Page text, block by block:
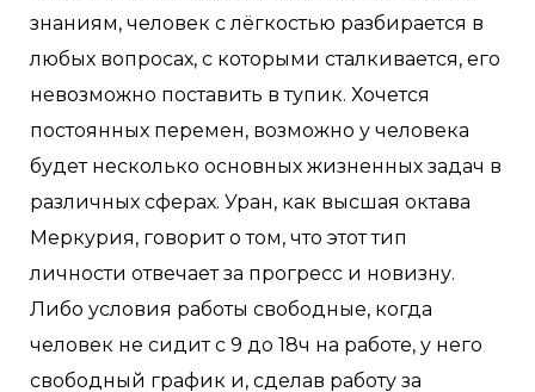
знаниям, человек с лёгкостью разбирается в
любых вопросах, с которыми сталкивается, его
невозможно поставить в тупик. Хочется
постоянных перемен, возможно у человека
будет несколько основных жизненных задач в
различных сферах. Уран, как высшая октава
Меркурия, говорит о том, что этот тип
личности отвечает за прогресс и новизну.
Либо условия работы свободные, когда
человек не сидит с 9 до 18ч на работе, у него
свободный график и, сделав работу за